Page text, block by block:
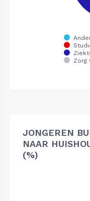
JONGEREN
NAAR
(%)